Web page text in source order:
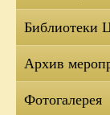
Библиотеки
Архив
Фотогалерея